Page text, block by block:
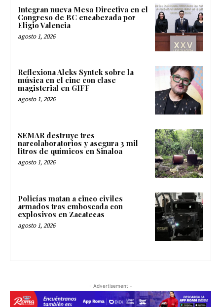
Integran nueva Mesa Directiva en el
Congreso de BC encabezada por
Eligio Valencia
agosto 1, 2026
Reflexiona Aleks Syntek sobre la
música en el cine con clase
magisterial en GIFF
agosto 1, 2026
SEMAR destruye tres
narcolaboratorios y asegura 3 mil
litros de químicos en Sinaloa
agosto 1, 2026
Policías matan a cinco civiles
armados tras emboscada con
explosivos en Zacatecas
agosto 1, 2026
- Advertisement -